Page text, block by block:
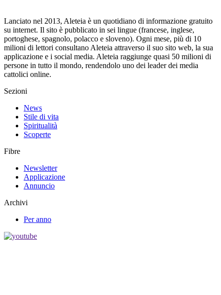
Lanciato nel 2013, Aleteia è un quotidiano di informazione gratuito
su internet. Il sito è pubblicato in sei lingue (francese, inglese,
portoghese, spagnolo, polacco e sloveno). Ogni mese, più di 10
milioni di lettori consultano Aleteia attraverso il suo sito web, la sua
applicazione e i social media. Aleteia raggiunge quasi 50 milioni di
persone in tutto il mondo, rendendolo uno dei leader dei media
cattolici online.
Sezioni
News
Stile di vita
Spiritualità
Scoperte
Fibre
Newsletter
Applicazione
Annuncio
Archivi
Per anno